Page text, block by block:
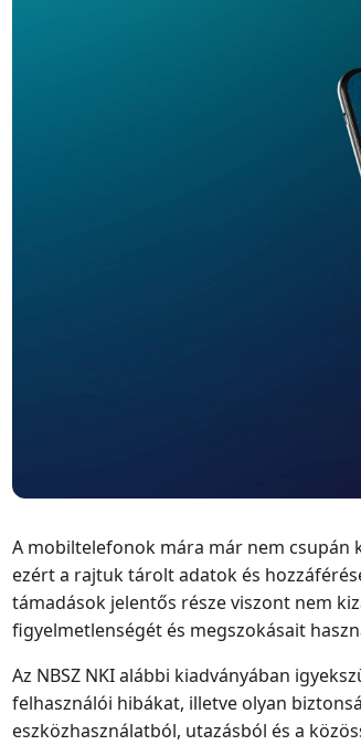
A mobiltelefonok mára már nem csupán
ezért a rajtuk tárolt adatok és
támadások jelentős része viszont nem
figyelmetlenségét és megszokásait
Az NBSZ NKI alábbi kiadványában
felhasználói hibákat, illetve olyan
eszközhasználatból, utazásból és a